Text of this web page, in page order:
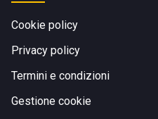
Cookie policy
Privacy policy
Termini e condizioni
Gestione cookie